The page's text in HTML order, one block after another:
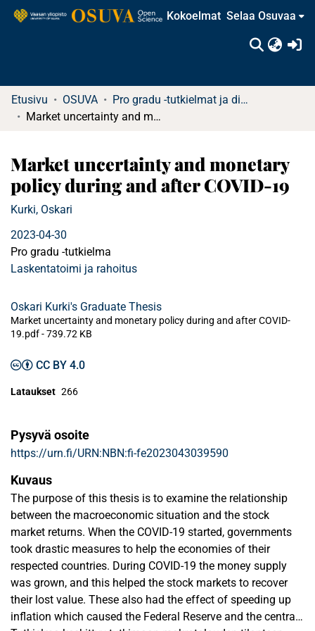
Kokoelmat Selaa Osuvaa
Etusivu OSUVA
Pro gradu -tutkielmat ja diplomityöt
Market uncertainty and monetary policy during and after COVID-19
Market uncertainty and monetary
policy during and after COVID-19
Kurki, Oskari
2023-04-30
Pro gradu -tutkielma
Laskentatoimi ja rahoitus
Oskari Kurki's Graduate Thesis
Market uncertainty and monetary policy during and after COVID-
19.pdf -739.72 KB
CC BY 4.0
Lataukset 266
Pysyvä osoite
https://urn.fi/URN:NBN:fi-fe2023043039590
Kuvaus
The purpose of this thesis is to examine the relationship
between the macroeconomic situation and the stock
market returns. When the COVID-19 started, governments
took drastic measures to help the economies of their
respected countries. During COVID-19 the money supply
was grown, and this helped the stock markets to recover
their lost value. These also had the effect of speeding up
inflation which caused the Federal Reserve and the central